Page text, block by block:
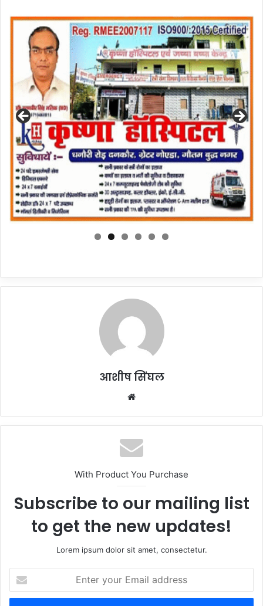
आशीष सिंघल
Website
With Product You Purchase
Subscribe to our mailing list
to get the new updates!
Lorem ipsum dolor sit amet, consectetur.
your
Email